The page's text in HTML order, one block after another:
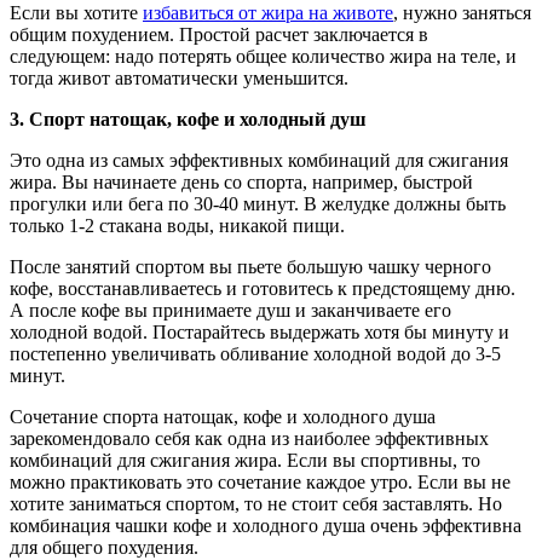
Если вы хотите избавиться от жира на животе, нужно заняться
общим похудением. Простой расчет заключается в
следующем: надо потерять общее количество жира на теле, и
тогда живот автоматически уменьшится.
3. Спорт натощак, кофе и холодный душ
Это одна из самых эффективных комбинаций для сжигания
жира. Вы начинаете день со спорта, например, быстрой
прогулки или бега по 30-40 минут. В желудке должны быть
только 1-2 стакана воды, никакой пищи.
После занятий спортом вы пьете большую чашку черного
кофе, восстанавливаетесь и готовитесь к предстоящему дню.
А после кофе вы принимаете душ и заканчиваете его
холодной водой. Постарайтесь выдержать хотя бы минуту и
постепенно увеличивать обливание холодной водой до 3-5
минут.
Сочетание спорта натощак, кофе и холодного душа
зарекомендовало себя как одна из наиболее эффективных
комбинаций для сжигания жира. Если вы спортивны, то
можно практиковать это сочетание каждое утро. Если вы не
хотите заниматься спортом, то не стоит себя заставлять. Но
комбинация чашки кофе и холодного душа очень эффективна
для общего похудения.